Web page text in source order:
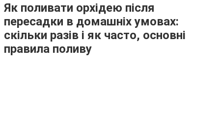
Як поливати орхідею після
пересадки в домашніх умовах:
скільки разів і як часто, основні
правила поливу